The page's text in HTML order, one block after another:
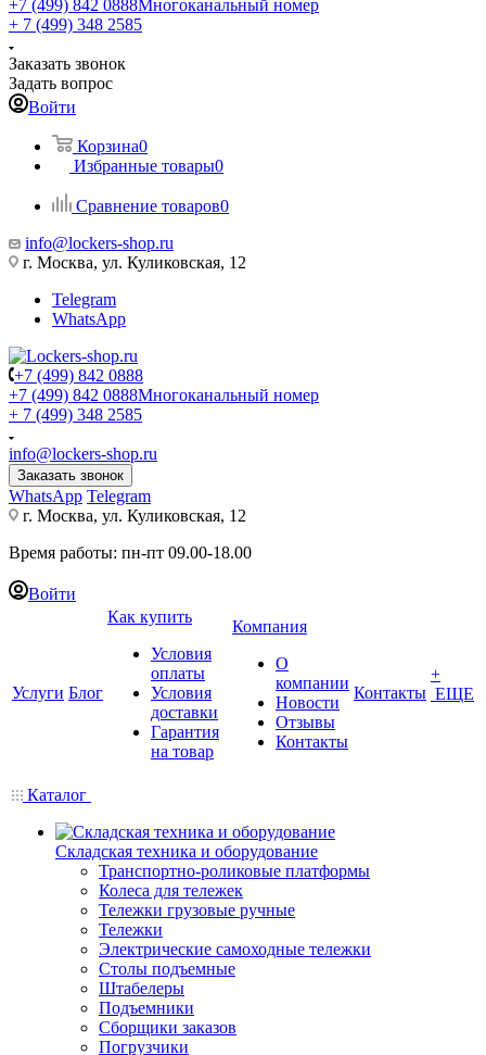
+7 (499) 842 0888Многоканальный номер
+ 7 (499) 348 2585
Заказать звонок
Задать вопрос
Войти
Корзина0
Избранные товары0
Сравнение товаров0
info@lockers-shop.ru
г. Москва, ул. Куликовская, 12
Telegram
WhatsApp
+7 (499) 842 0888
+7 (499) 842 0888Многоканальный номер
+ 7 (499) 348 2585
info@lockers-shop.ru
Заказать звонок
WhatsApp Telegram
г. Москва, ул. Куликовская, 12
Время работы: пн-пт 09.00-18.00
Войти
Услуги Блог
Как купить
Условия
оплаты
Условия
доставки
Гарантия
на товар
Компания
О
компании
Новости
Отзывы
Контакты
Контакты
+
ЕЩЕ
Каталог
Складская техника и оборудование
Транспортно-роликовые платформы
Колеса для тележек
Тележки грузовые ручные
Тележки
Электрические самоходные тележки
Столы подъемные
Штабелеры
Подъемники
Сборщики заказов
Погрузчики